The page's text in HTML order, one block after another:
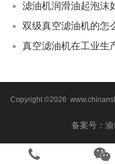
滤油机润滑油起泡沫
双级真空滤油机的怎
真空滤油机在工业生
Copyright ©2026
备案号：